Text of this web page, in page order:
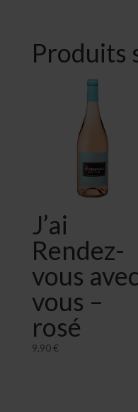
Produits
J’ai
Rendez-
vous avec
vous –
rosé
9,90€